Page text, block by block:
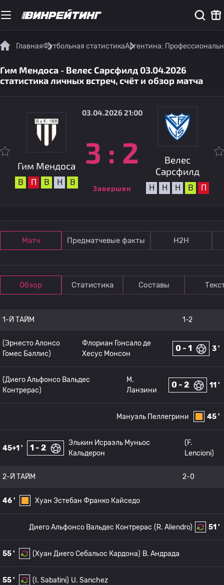
ГлавнаяФутбольная статистикаАргентина:
Гим Мендоса - Велес Сарсфилд 03.04.2026
статистика личных встреч, счёт и обзор матча
Гим Мендоса
В П В Н В
03.04.2026 21:00
3 : 2
Завершен
Велес
Сарсфилд
Н Н Н В П
Матч Предматчевые факты Н2Н
Обзор Статистика Составы
1-Й ТАЙМ 1-2
3 '
0 - 1
Флориан Гонсало де
Хесус Монсон
(Эрнесто Алонсо
Гомес Баллис)
11 '
0 - 2
M.
Ланзини
(Диего Альфонсо Вальдес
Контрерас)
45 '
Мануэль Пеллегрини
45+1 ' 1 - 2
Элькин Исраэль Муньос
Кальдерон
(F.
Lencioni)
2-Й ТАЙМ 2-0
46 ' Хуан Эстебан Франко Кайседо
51 '
(R. Aliendro)
Диего Альфонсо Вальдес Контрерас
55 ' (Хуан Диего Себальос Кардона) B. Андрада
55 ' (I. Sabatini) U. Sanchez